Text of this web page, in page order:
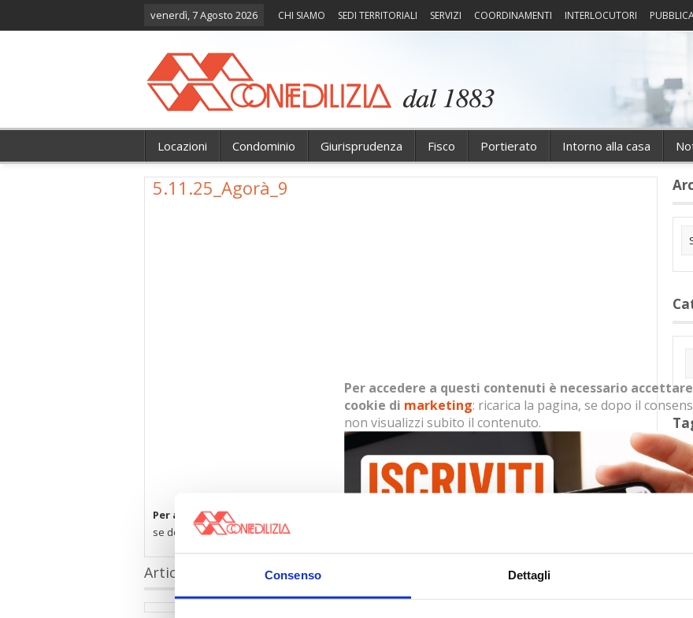
Consenso Dettagli
venerdì, 7 Agosto 2026 CHI SIAMO SEDI TERRITORIALI SERVIZI COORDINAMENTI INTERLOCUTORI
Locazioni Condominio Giurisprudenza Fisco Portierato Intorno alla casa
5.11.25_Agorà_9
Per accedere a questi contenuti è necessario accettare i cookie di
se dopo il consenso non visualizzi subito il contenuto.
Articoli collegati
Per accedere a questi contenuti è necessario
cookie di marketing: ricarica la pagina, se dopo il
non visualizzi subito il contenuto.